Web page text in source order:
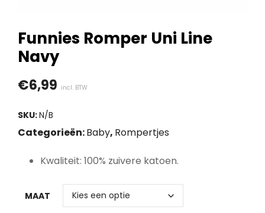
Funnies Romper Uni Line
Navy
€6,99 incl. BTW
SKU:N/B
Categorieën:Baby, Rompertjes
Kwaliteit: 100% zuivere katoen.
MAAT